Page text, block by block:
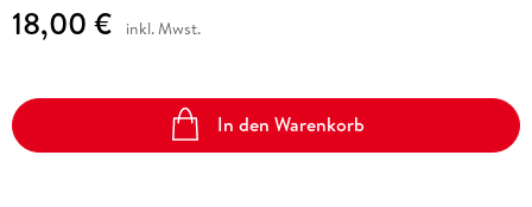
18,00 € inkl. Mwst.
In den Warenkorb